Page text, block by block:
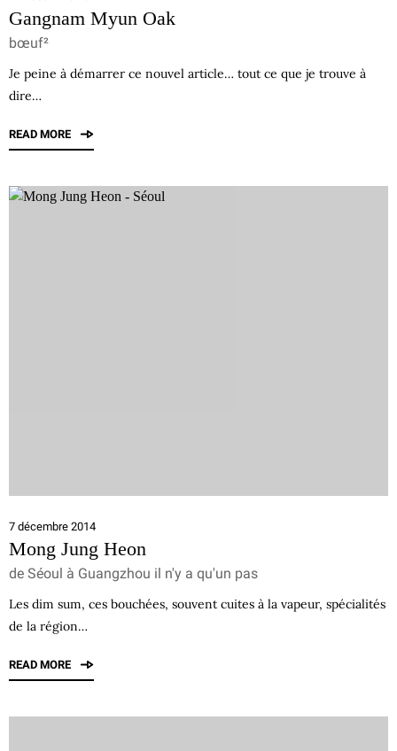
Gangnam Myun Oak
bœuf²
Je peine à démarrer ce nouvel article… tout ce que je trouve à
dire…
READ MORE
7 décembre 2014
Mong Jung Heon
de Séoul à Guangzhou il n'y a qu'un pas
Les dim sum, ces bouchées, souvent cuites à la vapeur, spécialités
de la région…
READ MORE